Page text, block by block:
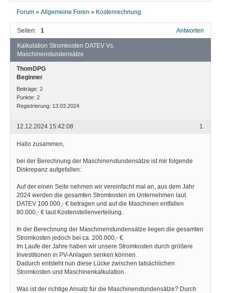
Forum »Allgemeine Foren » Kostenrechnung
Seiten: 1 Antworten
Kalkulation Stromkosten DATEV Vs.
Maschinenstundensätze
ThomDPG
Beginner
Beiträge: 2
Punkte: 2
Registrierung: 13.03.2024
1.
12.12.2024 15:42:08
Hallo zusammen,
bei der Berechnung der Maschinenstundensätze ist mir folgende
Diskrepanz aufgefallen:
Auf der einen Seite nehmen wir vereinfacht mal an, aus dem Jahr
2024 werden die gesamten Stromkosten im Unternehmen laut
DATEV 100.000,- € betragen und auf die Maschinen entfallen
80.000,- € laut Kostenstellenverteilung.
In der Berechnung der Maschinenstundensätze liegen die gesamten
Stromkosten jedoch bei ca. 200.000,- €.
Im Laufe der Jahre haben wir unsere Stromkosten durch größere
Investitionen in PV-Anlagen senken können.
Dadurch entsteht nun diese Lücke zwischen tatsächlichen
Stromkosten und Maschinenkalkulation.
Was ist der richtige Ansatz für die Maschinenstundensätze? Durch